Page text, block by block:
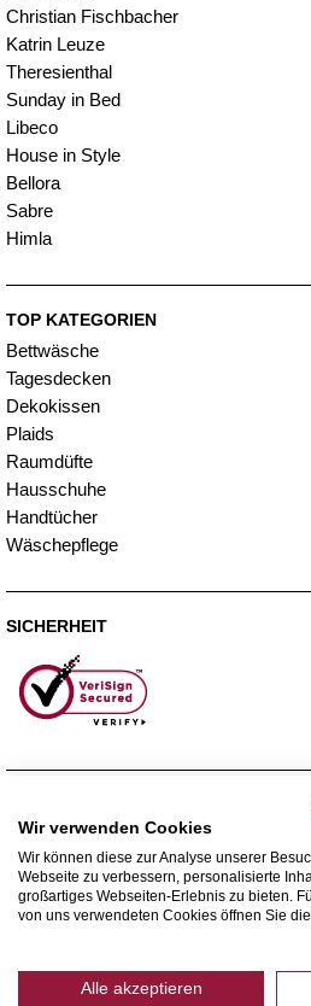
Christian Fischbacher
Katrin Leuze
Theresienthal
Sunday in Bed
Libeco
House in Style
Bellora
Sabre
Himla
TOP KATEGORIEN
Bettwäsche
Tagesdecken
Dekokissen
Plaids
Raumdüfte
Hausschuhe
Handtücher
Wäschepflege
SICHERHEIT
WIR VERSENDEN MIT
Wir verwenden Cookies
Wir können diese zur Analyse unserer
Webseite zu verbessern, personalisierte
großartiges Webseiten-Erlebnis zu bieten.
von uns verwendeten Cookies öffnen Sie
Alle akzeptieren